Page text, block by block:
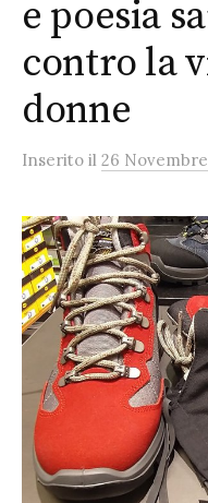
e poesia
contro la
donne
Inserito il 26 Novembre